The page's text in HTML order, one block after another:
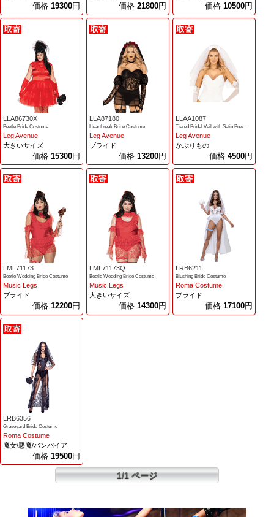
価格 19300円 価格 21800円 価格 10500円
LLA86730X
Beetle Bride Costume
Leg Avenue
大きいサイズ
価格 15300円
LLA87180
Heartbreak Bride Costume
Leg Avenue
ブライド
価格 13200円
LLAA1087
Leg Avenue
かぶりもの
価格 4500円
LML71173
Beetle Wedding Bride Costume
Music Legs
ブライド
価格 12200円
LML71173Q
Beetle Wedding Bride Costume
Music Legs
大きいサイズ
価格 14300円
LRB6211
Blushing Bride Costume
Roma Costume
ブライド
価格 17100円
LRB6356
Graveyard Bride Costume
Roma Costume
魔女/悪魔/バンパイア
価格 19500円
1/1 ページ